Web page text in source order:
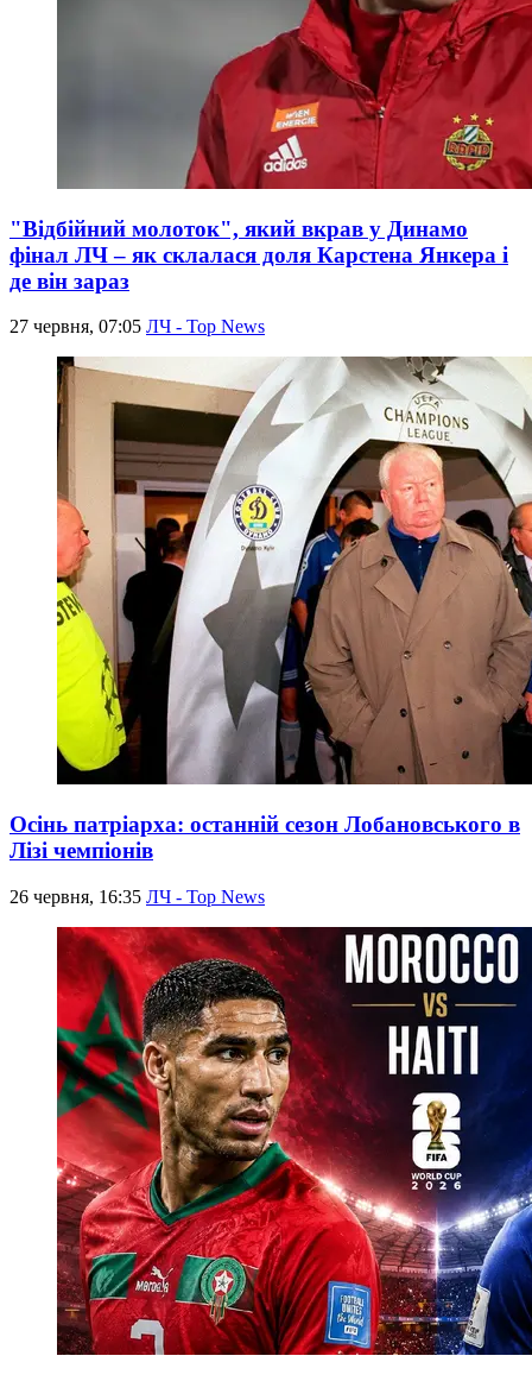
"Відбійний молоток", який вкрав у Динамо
фінал ЛЧ – як склалася доля Карстена Янкера і
де він зараз
27 червня, 07:05 ЛЧ - Top News
Осінь патріарха: останній сезон Лобановського в
Лізі чемпіонів
26 червня, 16:35 ЛЧ - Top News